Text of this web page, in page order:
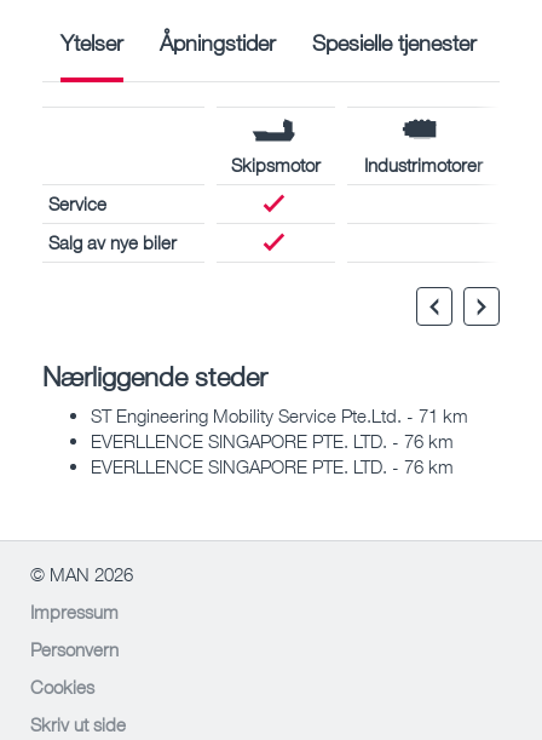
Ytelser Åpningstider Spesielle tjenester
Skipsmotor
Industrimotorer
Service
Salg av nye biler
Nærliggende steder
ST Engineering Mobility Service Pte.Ltd. - 71 km
EVERLLENCE SINGAPORE PTE. LTD. - 76 km
EVERLLENCE SINGAPORE PTE. LTD. - 76 km
© MAN 2026
Impressum
Personvern
Cookies
Skriv ut side